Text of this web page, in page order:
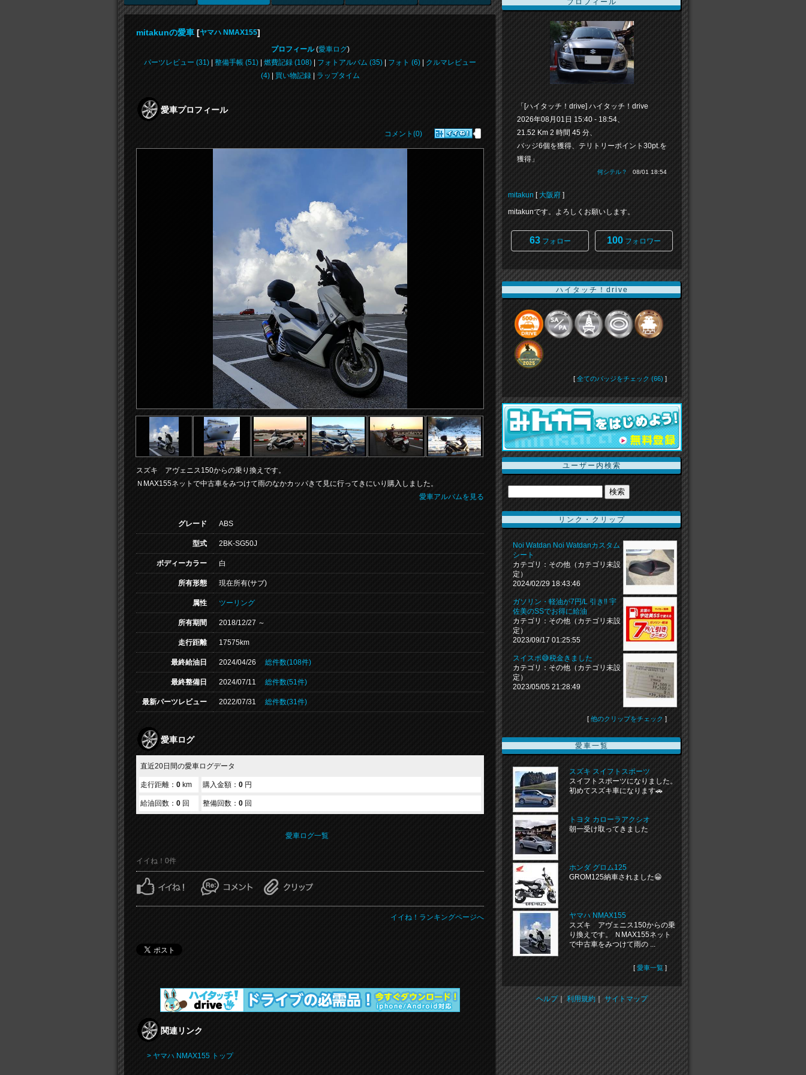
mitakunの愛車 [ヤマハ NMAX155]
プロフィール(愛車ログ)
パーツレビュー (31)
整備手帳 (51) 燃費記録 (108) フォトアルバム (35) フォト (6)
クルマレビュー
(4)| 買い物記録| ラップタイム
愛車プロフィール
コメント(0)
スズキ アヴェニス150からの乗り換えです。
ＮMAX155ネットで中古車をみつけて雨のなかカッパきて見に行ってきにいり購入しました。
愛車アルバムを見る
グレード ABS
型式 2BK-SG50J
ボディーカラー 白
所有形態 現在所有(サブ)
属性 ツーリング
所有期間 2018/12/27 ～
走行距離 17575km
最終給油日 2024/04/26 総件数(108件)
最終整備日 2024/07/11 総件数(51件)
最新パーツレビュー 2022/07/31 総件数(31件)
愛車ログ
直近20日間の愛車ログデータ
走行距離： 0 km 購入金額： 0 円
給油回数： 0 回 整備回数： 0 回
愛車ログ一覧
イイね！0件
イイね！ランキングページへ
関連リンク
> ヤマハ NMAX155 トップ
プロフィール
「[ハイタッチ！drive] ハイタッチ！drive
2026年08月01日 15:40 - 18:54、
21.52 Km 2 時間 45 分、
バッジ6個を獲得、テリトリーポイント30pt.を
獲得」
何シテル？ 08/01 18:54
mitakun [大阪府 ]
mitakunです。よろしくお願いします。
63フォロー 100 フォロワー
ハイタッチ！drive
[ 全てのバッジをチェック (66) ]
ユーザー内検索
リンク・クリップ
Noi Watdan Noi Watdanカスタム
シート
カテゴリ：その他（カテゴリ未設
定）
2024/02/29 18:43:46
ガソリン・軽油が7円/L 引き‼ 宇
佐美のSSでお得に給油
カテゴリ：その他（カテゴリ未設
定）
2023/09/17 01:25:55
スイスポ😅税金きました
カテゴリ：その他（カテゴリ未設
定）
2023/05/05 21:28:49
[ 他のクリップをチェック ]
愛車一覧
スズキ スイフトスポーツ
スイフトスポーツになりました。
初めてスズキ車になります🚗
トヨタ カローラアクシオ
朝一受け取ってきました
ホンダ グロム125
GROM125納車されました😀
ヤマハ NMAX155
スズキ アヴェニス150からの乗
り換えです。 ＮMAX155ネット
で中古車をみつけて雨の ...
[ 愛車一覧 ]
ヘルプ｜利用規約 ｜サイトマップ